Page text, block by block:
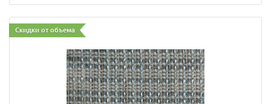
Скидки от объема